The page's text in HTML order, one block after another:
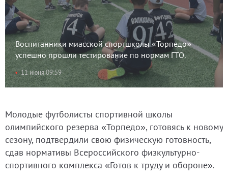
Воспитанники миасской спортшколы «Торпедо»
успешно прошли тестирование по нормам ГТО.
11 июня 09:59
Молодые футболисты спортивной школы
олимпийского резерва «Торпедо», готовясь к новому
сезону, подтвердили свою физическую готовность,
сдав нормативы Всероссийского физкультурно-
спортивного комплекса «Готов к труду и обороне».